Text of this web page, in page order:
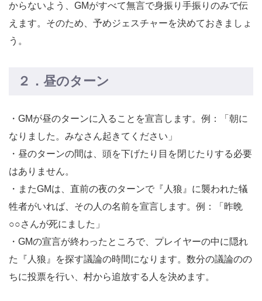
からないよう、GMがすべて無言で身振り手振りのみで伝
えます。そのため、予めジェスチャーを決めておきましょ
う。
２．昼のターン
・GMが昼のターンに入ることを宣言します。例：「朝に
なりました。みなさん起きてください」
・昼のターンの間は、頭を下げたり目を閉じたりする必要
はありません。
・またGMは、直前の夜のターンで『人狼』に襲われた犠
牲者がいれば、その人の名前を宣言します。例：「昨晩
○○さんが死にました」
・GMの宣言が終わったところで、プレイヤーの中に隠れ
た『人狼』を探す議論の時間になります。数分の議論のの
ちに投票を行い、村から追放する人を決めます。